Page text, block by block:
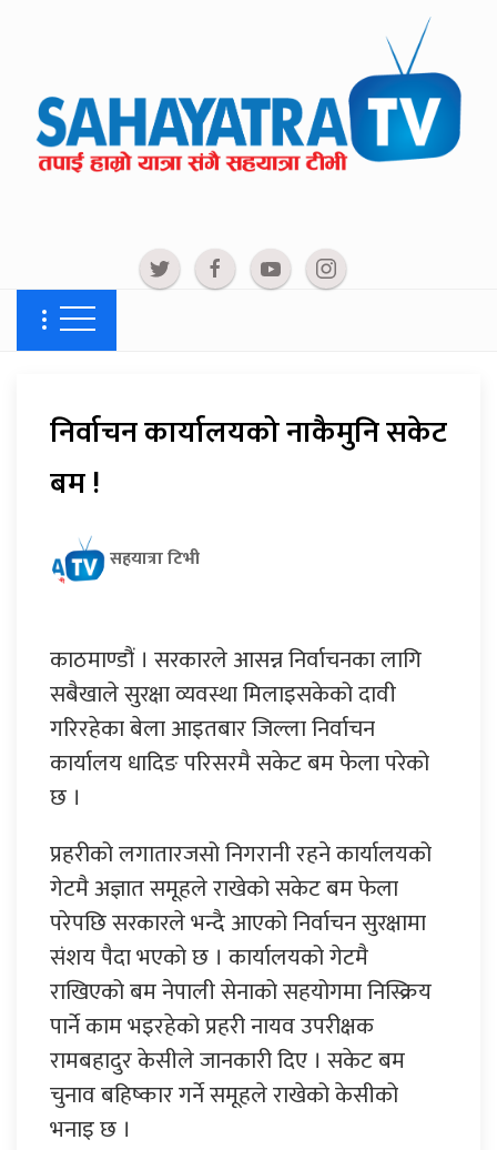
निर्वाचन कार्यालयको नाकैमुनि सकेट
बम !
सहयात्रा टिभी
काठमाण्डौं । सरकारले आसन्न निर्वाचनका लागि
सबैखाले सुरक्षा व्यवस्था मिलाइसकेको दावी
गरिरहेका बेला आइतबार जिल्ला निर्वाचन
कार्यालय धादिङ परिसरमै सकेट बम फेला परेको
छ ।
प्रहरीको लगातारजसो निगरानी रहने कार्यालयको
गेटमै अज्ञात समूहले राखेको सकेट बम फेला
परेपछि सरकारले भन्दै आएको निर्वाचन सुरक्षामा
संशय पैदा भएको छ । कार्यालयको गेटमै
राखिएको बम नेपाली सेनाको सहयोगमा निस्क्रिय
पार्ने काम भइरहेको प्रहरी नायव उपरीक्षक
रामबहादुर केसीले जानकारी दिए । सकेट बम
चुनाव बहिष्कार गर्ने समूहले राखेको केसीको
भनाइ छ ।